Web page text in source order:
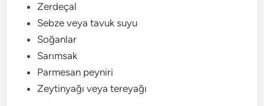
Zerdeçal
Sebze veya tavuk suyu
Soğanlar
Sarımsak
Parmesan peyniri
Zeytinyağı veya tereyağı